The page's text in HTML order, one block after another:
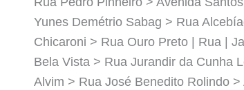
Yunes Demétrio Sabag > Rua
Chicaroni > Rua Ouro Preto | Rua |
Bela Vista > Rua Jurandir da Cunha
Alvim > Rua José Benedito Rolindo